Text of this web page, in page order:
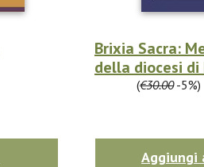
Brixia Sacra:
della diocesi di
(€30.00-5%)
Aggiungi